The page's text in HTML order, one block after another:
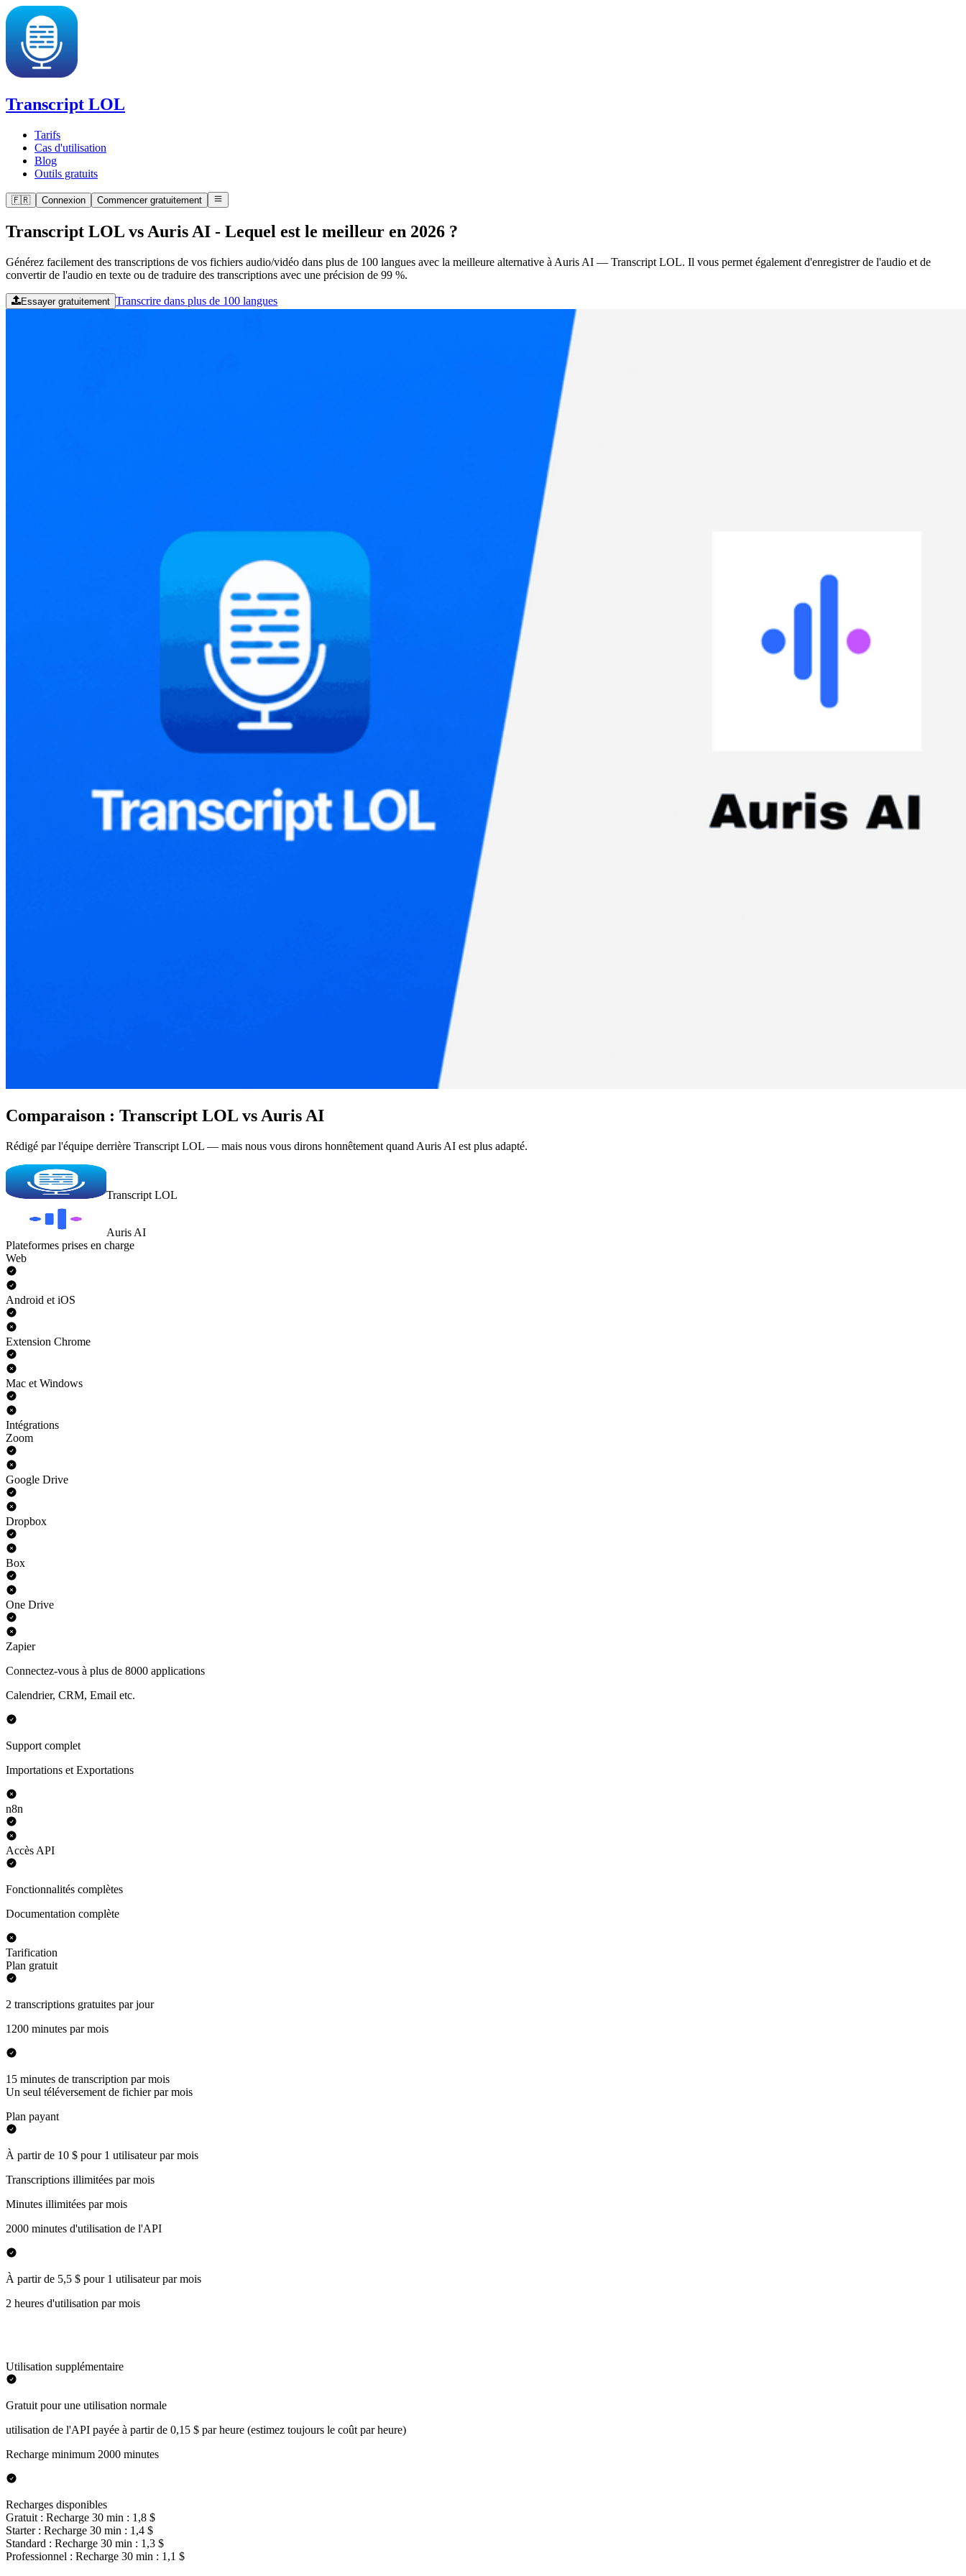
Transcript LOL
Tarifs
Cas d'utilisation
Blog
Outils gratuits
🇫🇷 Connexion Commencer gratuitement
Transcript LOL vs Auris AI - Lequel est le meilleur en 2026 ?
Générez facilement des transcriptions de vos fichiers audio/vidéo dans plus de 100 langues avec la meilleure alternative à Auris AI — Transcript LOL. Il vous permet également d'enregistrer de l'audio et de
convertir de l'audio en texte ou de traduire des transcriptions avec une précision de 99 %.
Essayer gratuitement Transcrire dans plus de 100 langues
Comparaison : Transcript LOL vs Auris AI
Rédigé par l'équipe derrière Transcript LOL — mais nous vous dirons honnêtement quand Auris AI est plus adapté.
Transcript LOL
Auris AI
Plateformes prises en charge
Web
Android et iOS
Extension Chrome
Mac et Windows
Intégrations
Zoom
Google Drive
Dropbox
Box
One Drive
Zapier
Connectez-vous à plus de 8000 applications
Calendrier, CRM, Email etc.
Support complet
Importations et Exportations
n8n
Accès API
Fonctionnalités complètes
Documentation complète
Tarification
Plan gratuit
2 transcriptions gratuites par jour
1200 minutes par mois
15 minutes de transcription par mois
Un seul téléversement de fichier par mois
Plan payant
À partir de 10 $ pour 1 utilisateur par mois
Transcriptions illimitées par mois
Minutes illimitées par mois
2000 minutes d'utilisation de l'API
À partir de 5,5 $ pour 1 utilisateur par mois
2 heures d'utilisation par mois
Utilisation supplémentaire
Gratuit pour une utilisation normale
utilisation de l'API payée à partir de 0,15 $ par heure (estimez toujours le coût par heure)
Recharge minimum 2000 minutes
Recharges disponibles
Gratuit : Recharge 30 min : 1,8 $
Starter : Recharge 30 min : 1,4 $
Standard : Recharge 30 min : 1,3 $
Professionnel : Recharge 30 min : 1,1 $